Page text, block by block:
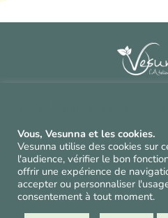
^ Politique de
Suivez-nos
et nos
Vous, Vesunna et les cookies.
Vesunna utilise des cookies sur
l'audience, vérifier le bon
offrir une expérience de
accepter ou personnaliser
consentement à tout moment.